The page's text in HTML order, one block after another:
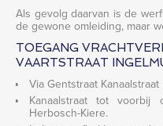
Als gevolg daarvan is de
de gewone omleiding, maar
TOEGANG
VAARTSTRAAT
Via Gentstraat
Kanaalstraat tot voorbij
Herbosch-Kiere.